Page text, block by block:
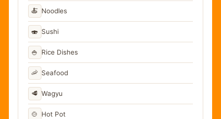
🍝 Noodles
🍣 Sushi
🍚 Rice Dishes
🦐 Seafood
🥩 Wagyu
🍲 Hot Pot